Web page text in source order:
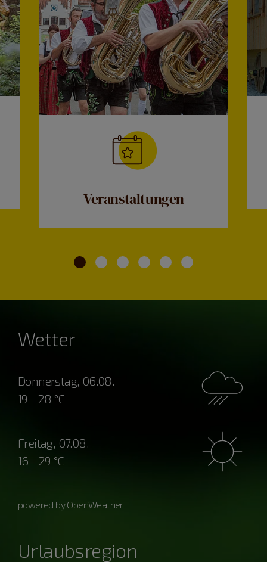
Veranstaltungen
Wetter
Donnerstag, 06.08.
19 - 28 °C
Freitag, 07.08.
16 - 29 °C
powered by OpenWeather
Urlaubsregion